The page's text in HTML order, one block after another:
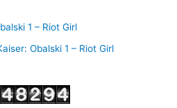
1 – Riot Girl
Obalski 1 – Riot Girl